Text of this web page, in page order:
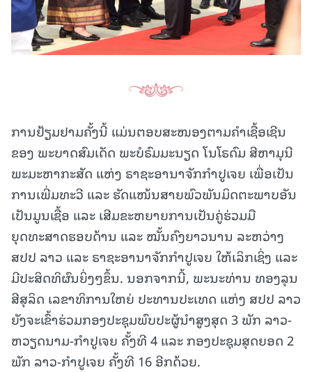
ການຢ້ຽມຢາມຄັ້ງນີ້ ແມ່ນຕອບສະໜອງຕາມຄໍາເຊື້ອເຊີນ
ຂອງ ພະບາດສົມເດັດ ພະບໍຣົມມະນຽດ ໂນໂຣດົມ ສີຫາມຸນີ
ພະມະຫາກະສັດ ແຫ່ງ ຣາຊະອານາຈັກກຳປູເຈຍ ເພື່ອເປັນ
ການເພີ່ມທະວີ ແລະ ຮັດແໜ້ນສາຍພົວພັນມິດຕະພາບອັນ
ເປັນມູນເຊື້ອ ແລະ ເສີມຂະຫຍາຍການເປັນຄູ່ຮ່ວມມື
ຍຸດທະສາດຮອບດ້ານ ແລະ ໝັ້ນຄົງຍາວນານ ລະຫວ່າງ
ສປປ ລາວ ແລະ ຣາຊະອານາຈັກກໍາປູເຈຍ ໃຫ້ເລິກເຊິ່ງ ແລະ
ມີປະສິດທິຜົນຍິ່ງໆຂຶ້ນ. ນອກຈາກນີ້, ພະນະທ່ານ ທອງລຸນ
ສີສຸລິດ ເລຂາທິການໃຫຍ່ ປະທານປະເທດ ແຫ່ງ ສປປ ລາວ
ຍັງຈະເຂົ້າຮ່ວມກອງປະຊຸມພົບປະຜູ້ນໍາສູງສຸດ 3 ພັກ ລາວ-
ຫວຽດນາມ-ກໍາປູເຈຍ ຄັ້ງທີ 4 ແລະ ກອງປະຊຸມສຸດຍອດ 2
ພັກ ລາວ-ກໍາປູເຈຍ ຄັ້ງທີ 16 ອີກດ້ວຍ.